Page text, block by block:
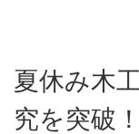
夏休み木
究を突破